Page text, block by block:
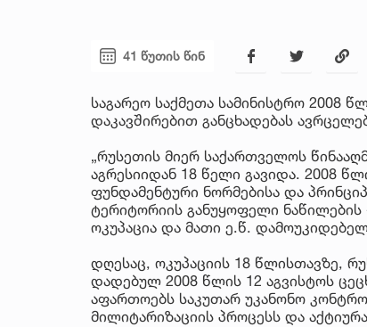
41 წუთის წინ
საგარეო საქმეთა სამინისტრო 2008
დაკავშირებით განცხადებას
„რუსეთის მიერ საქართველოს
აგრესიიდან 18 წელი გავიდა. 2008
ფუნდამენტური ნორმებისა და
ტერიტორიის განუყოფელი ნაწილების
ოკუპაცია და მათი ე.წ.
დღესაც, ოკუპაციის 18 წლისთავზე,
დადებულ 2008 წლის 12 აგვისტოს
აფართოებს საკუთარ უკანონო
მილიტარიზაციის პროცესს და